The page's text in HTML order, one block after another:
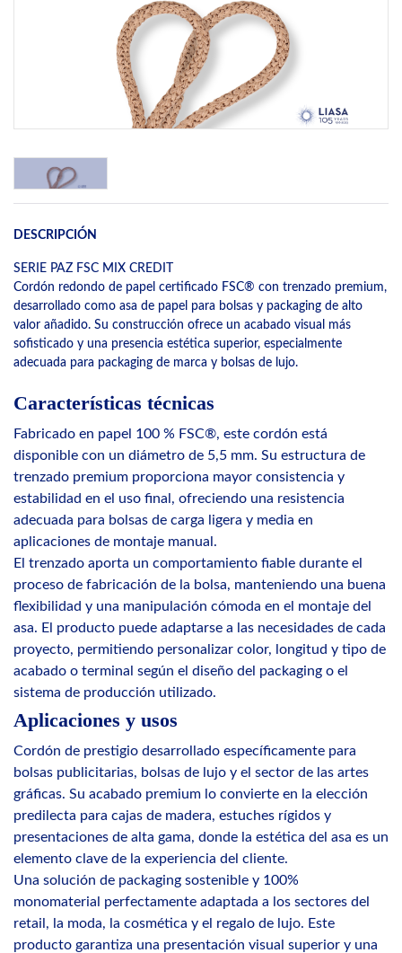
DESCRIPCIÓN
SERIE PAZ FSC MIX CREDIT
Cordón redondo de papel certificado FSC® con trenzado premium,
desarrollado como asa de papel para bolsas y packaging de alto
valor añadido. Su construcción ofrece un acabado visual más
sofisticado y una presencia estética superior, especialmente
adecuada para packaging de marca y bolsas de lujo.
Características técnicas
Fabricado en papel 100 % FSC®, este cordón está
disponible con un diámetro de 5,5 mm. Su estructura de
trenzado premium proporciona mayor consistencia y
estabilidad en el uso final, ofreciendo una resistencia
adecuada para bolsas de carga ligera y media en
aplicaciones de montaje manual.
El trenzado aporta un comportamiento fiable durante el
proceso de fabricación de la bolsa, manteniendo una buena
flexibilidad y una manipulación cómoda en el montaje del
asa. El producto puede adaptarse a las necesidades de cada
proyecto, permitiendo personalizar color, longitud y tipo de
acabado o terminal según el diseño del packaging o el
sistema de producción utilizado.
Aplicaciones y usos
Cordón de prestigio desarrollado específicamente para
bolsas publicitarias, bolsas de lujo y el sector de las artes
gráficas. Su acabado premium lo convierte en la elección
predilecta para cajas de madera, estuches rígidos y
presentaciones de alta gama, donde la estética del asa es un
elemento clave de la experiencia del cliente.
Una solución de packaging sostenible y 100%
monomaterial perfectamente adaptada a los sectores del
retail, la moda, la cosmética y el regalo de lujo. Este
producto garantiza una presentación visual superior y una